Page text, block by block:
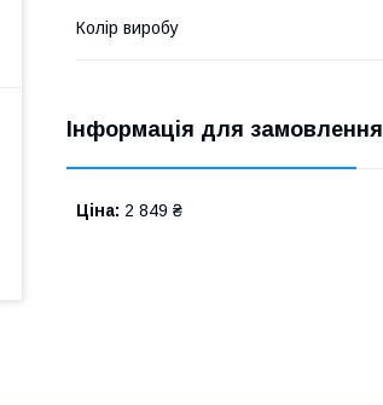
Колір виробу
Інформація для замовлення
Ціна: 2 849 ₴